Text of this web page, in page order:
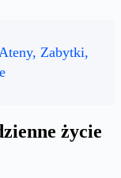
Zabytki,
życie